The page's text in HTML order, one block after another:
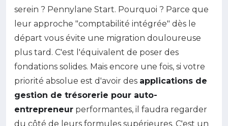
serein ? Pennylane Start. Pourquoi ? Parce que
leur approche "comptabilité intégrée" dès le
départ vous évite une migration douloureuse
plus tard. C'est l'équivalent de poser des
fondations solides. Mais encore une fois, si votre
priorité absolue est d'avoir des applications de
gestion de trésorerie pour auto-
entrepreneur performantes, il faudra regarder
du côté de leurs formules supérieures. C'est un